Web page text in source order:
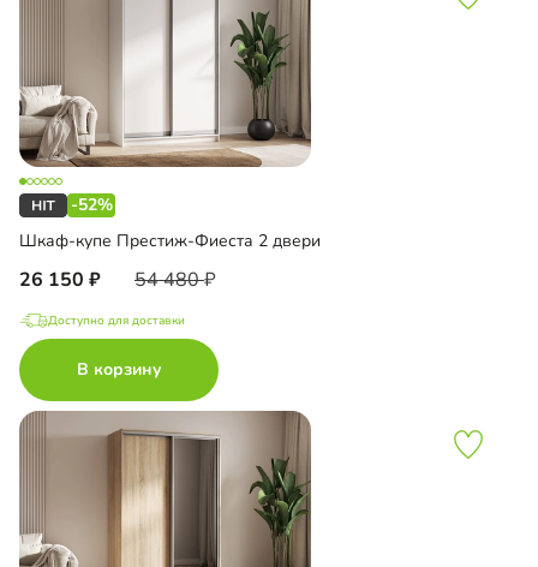
-52%
Шкаф-купе Престиж-Фиеста 2 двери
26 150 54 480
Доступно для доставки
В корзину